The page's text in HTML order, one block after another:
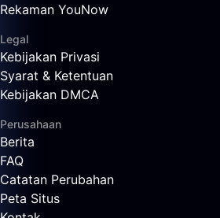
Rekaman YouNow
Legal
Kebijakan Privasi
Syarat & Ketentuan
Kebijakan DMCA
Perusahaan
Berita
FAQ
Catatan Perubahan
Peta Situs